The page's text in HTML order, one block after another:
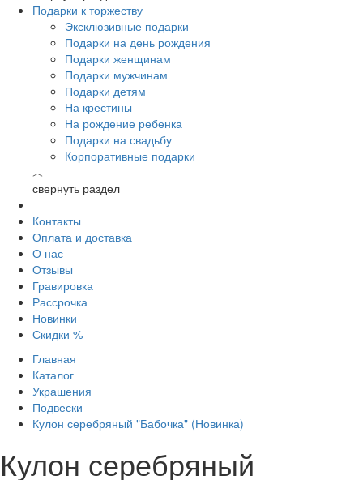
Подарки к торжеству
Эксклюзивные подарки
Подарки на день рождения
Подарки женщинам
Подарки мужчинам
Подарки детям
На крестины
На рождение ребенка
Подарки на свадьбу
Корпоративные подарки
︿
свернуть раздел
Контакты
Оплата и доставка
О нас
Отзывы
Гравировка
Рассрочка
Новинки
Скидки %
Главная
Каталог
Украшения
Подвески
Кулон серебряный "Бабочка" (Новинка)
Кулон серебряный